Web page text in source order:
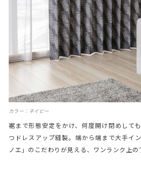
カラー：ネイビー
裾まで形態安定をかけ、何度開け閉めして
つドレスアップ縫製。端から端まで大手イ
ノエ」のこだわりが見える、ワンランク上の